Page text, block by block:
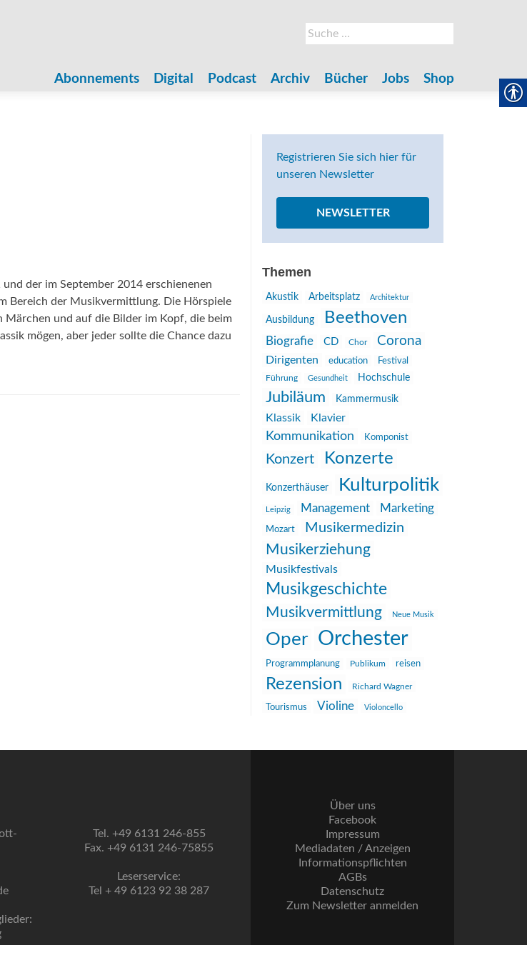
Suche
nach:
Abonnements Digital Podcast Archiv Bücher Jobs Shop
der im September 2014 erschienenen
Bereich der Musikvermittlung. Die Hörspiele
und auf die Bilder im Kopf, die beim
mögen, aber jeder sollte die Chance dazu
Registrieren Sie sich hier für
unseren Newsletter
NEWSLETTER
Themen
Akustik Arbeitsplatz Architektur
Ausbildung Beethoven
Biografie CD Chor Corona
Dirigenten education
Festival
Führung
Gesundheit Hochschule
Jubiläum Kammermusik
Klassik Klavier
Kommunikation Komponist
Konzert Konzerte
Konzerthäuser Kulturpolitik
Leipzig Management Marketing
Mozart Musikermedizin
Musikerziehung
Musikfestivals
Musikgeschichte
Musikvermittlung Neue Musik
Oper Orchester
Programmplanung Publikum reisen
Rezension Richard Wagner
Tourismus Violine Violoncello
Tel. +49 6131 246-855
Fax. +49 6131 246-75855
Leserservice:
Tel + 49 6123 92 38 287
Über uns
Facebook
Impressum
Mediadaten / Anzeigen
Informationspflichten
AGBs
Datenschutz
Zum Newsletter anmelden